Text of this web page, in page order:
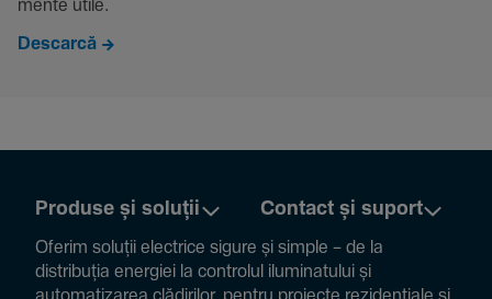
mente utile.
Descarcă
Produse și soluții Contact și suport
Oferim soluții electrice sigure și simple – de la
distribuția energiei la controlul ilumi­na­tului și